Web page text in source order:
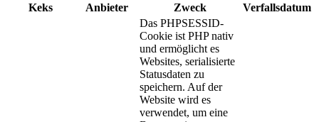
Keks
Anbieter Zweck Verfallsdatum
Das PHPSESSID-
Cookie ist PHP nativ
und ermöglicht es
Websites, serialisierte
Statusdaten zu
speichern. Auf der
Website wird es
verwendet, um eine